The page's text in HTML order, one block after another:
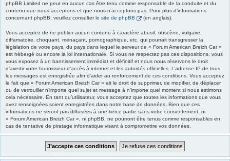
phpBB Limited ne peut en aucun cas être tenu comme responsable de la conduite et du
contenu que nous acceptons et que nous n’acceptons pas. Pour plus d’informations
concernant phpBB, veuillez consulter le site de phpBB (en anglais).
Vous acceptez de ne publier aucun contenu à caractère abusif, obscène, vulgaire,
diffamatoire, choquant, menaçant, pornographique, etc. qui pourrait transgresser la
législation de votre pays, du pays dans lequel le serveur de « Forum American Breizh Car »
est hébergé ou encore la loi internationale. Si vous ne respectez pas ces dispositions, vous
vous exposez à un bannissement immédiat et définitif et nous nous réservons le droit
d’avertir votre fournisseur d’accès à internet et les autorités officielles. L’adresse IP de tous
les messages est enregistrée afin d’aider au renforcement de ces conditions. Vous acceptez
le fait que « Forum American Breizh Car » ait le droit de supprimer, de modifier, de déplacer
ou de verrouiller n’importe quel sujet et message à n’importe quel moment si nous estimons
cela nécessaire. En tant qu’utilisateur, vous acceptez que toutes les informations que vous
avez renseignées soient enregistrées dans notre base de données. Bien que ces
informations ne seront pas diffusées à une tierce partie sans votre consentement, ni
« Forum American Breizh Car », ni phpBB, ne pourront être tenus comme responsables en
cas de tentative de piratage informatique visant à compromettre vos données.